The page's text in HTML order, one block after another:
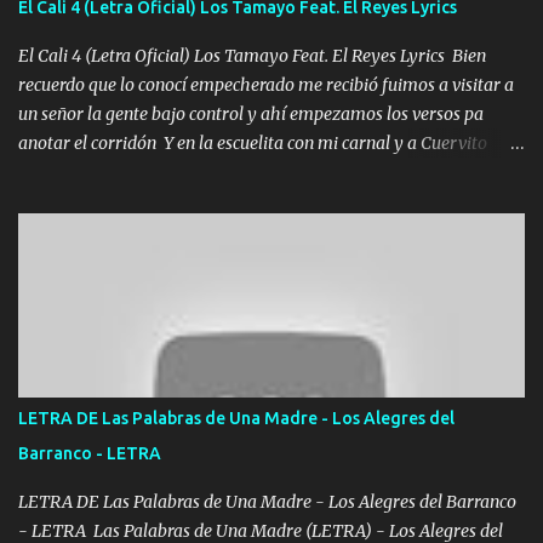
echarle chingazos Y seguir trabajando porque nada es...
El Cali 4 (Letra Oficial) Los Tamayo Feat. El Reyes Lyrics
El Cali 4 (Letra Oficial) Los Tamayo Feat. El Reyes Lyrics Bien
recuerdo que lo conocí empecherado me recibió fuimos a visitar a
un señor la gente bajo control y ahí empezamos los versos pa
anotar el corridón Y en la escuelita con mi carnal y a Cuervito
verde se le extraña pa que sepan Aquí Pura GENTE DE LA RANA 🐸
POR CLAVE ES EL CALI 4 EN LA CIUDAD TIJUANA Música Al
tirante andamos mi carnal atento a cualquier necesidad no porque
se ve limpio el camino nos confiamos al andar y nunca con la
misma piedra me vuelvo a tropezar Cuando ando de enamorado
en corto me tiró a per...
LETRA DE Las Palabras de Una Madre - Los Alegres del
Barranco - LETRA
LETRA DE Las Palabras de Una Madre - Los Alegres del Barranco
- LETRA Las Palabras de Una Madre (LETRA) - Los Alegres del